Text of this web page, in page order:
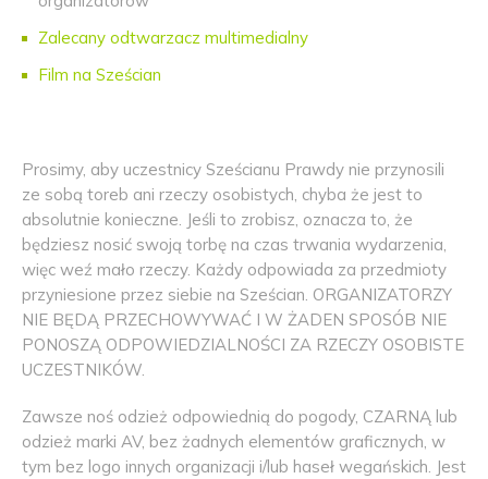
Zalecany odtwarzacz multimedialny
Film na Sześcian
Prosimy, aby uczestnicy Sześcianu Prawdy nie przynosili
ze sobą toreb ani rzeczy osobistych, chyba że jest to
absolutnie konieczne. Jeśli to zrobisz, oznacza to, że
będziesz nosić swoją torbę na czas trwania wydarzenia,
więc weź mało rzeczy. Każdy odpowiada za przedmioty
przyniesione przez siebie na Sześcian. ORGANIZATORZY
NIE BĘDĄ PRZECHOWYWAĆ I W ŻADEN SPOSÓB NIE
PONOSZĄ ODPOWIEDZIALNOŚCI ZA RZECZY OSOBISTE
UCZESTNIKÓW.
Zawsze noś odzież odpowiednią do pogody, CZARNĄ lub
odzież marki AV, bez żadnych elementów graficznych, w
tym bez logo innych organizacji i/lub haseł wegańskich. Jest